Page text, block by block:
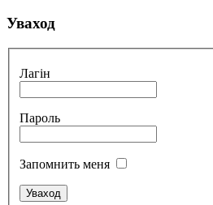
Уваход
Лагін
Пароль
Запомнить меня